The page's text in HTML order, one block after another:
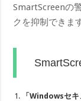
SmartScreenの
クを抑制できま
「Windowsセキ